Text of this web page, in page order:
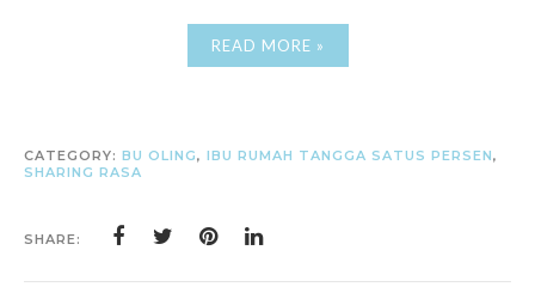
READ MORE »
CATEGORY: BU OLING, IBU RUMAH TANGGA SATUS PERSEN,
SHARING RASA
SHARE: